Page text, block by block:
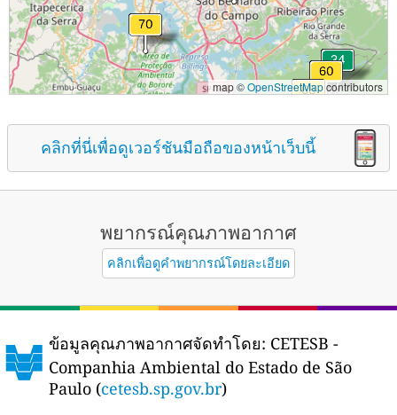
map ©OpenStreetMapcontributors
คลิกที่นี่เพื่อดูเวอร์ชันมือถือของหน้าเว็บนี้
พยากรณ์คุณภาพอากาศ
คลิกเพื่อดูคำพยากรณ์โดยละเอียด
ข้อมูลคุณภาพอากาศจัดทำโดย: CETESB -
Companhia Ambiental do Estado de São
Paulo (cetesb.sp.gov.br)